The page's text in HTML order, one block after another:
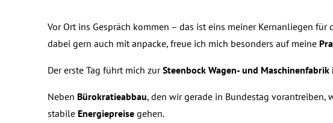
Vor Ort ins Gespräch kommen – das ist eins meiner Kernanliegen
dabei gern auch mit anpacke, freue ich mich besonders auf meine
Der erste Tag führt mich zurSteenbock Wagen- und Maschinenfabrik
Neben Bürokratieabbau, den wir gerade in Bundestag vorantreiben,
stabile Energiepreise gehen.